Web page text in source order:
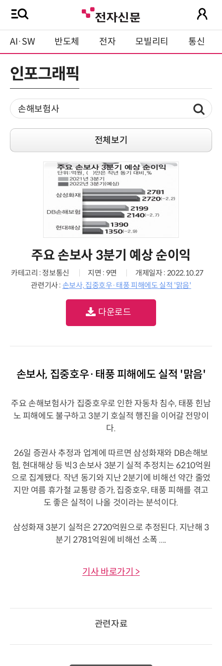
AI·SW 반도체 전자 모빌리티 통신
인포그래픽
전체보기
주요 손보사 3분기 예상 순이익
카테고리 : 정보통신 지면 : 9면
개제일자 : 2022.10.27
관련기사 : 손보사, 집중호우·태풍 피해에도 실적 '맑음'
다운로드
손보사, 집중호우·태풍 피해에도 실적 '맑음'
주요 손해보험사가 집중호우로 인한 자동차 침수, 태풍 힌남
노 피해에도 불구하고 3분기 호실적 행진을 이어갈 전망이
다.
26일 증권사 추정과 업계에 따르면 삼성화재와 DB손해보
험, 현대해상 등 빅3 손보사 3분기 실적 추정치는 6210억원
으로 집계됐다. 작년 동기와 지난 2분기에 비해선 약간 줄었
지만 여름 휴가철 교통량 증가, 집중호우, 태풍 피해를 겪고
도 좋은 실적이 나올 것이라는 분석이다.
삼성화재 3분기 실적은 2720억원으로 추정된다. 지난해 3
분기 2781억원에 비해선 소폭 ....
기사 바로가기 >
관련자료